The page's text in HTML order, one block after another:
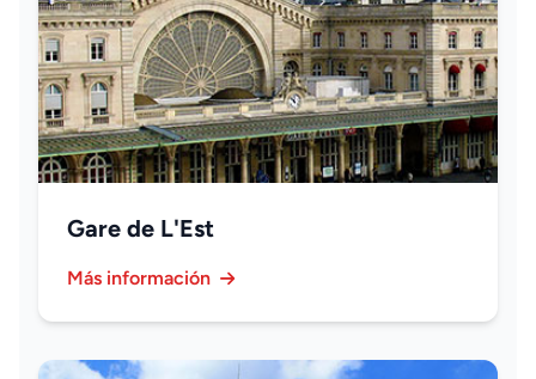
Gare de L'Est
Más información